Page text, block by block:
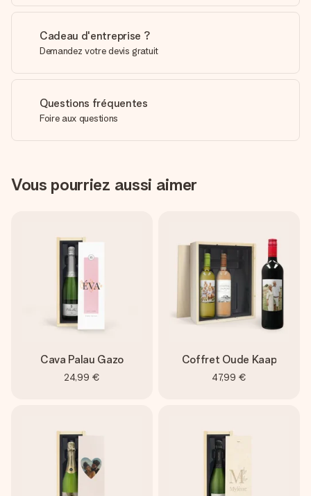
Cadeau d'entreprise ?
Demandez votre devis gratuit
Questions fréquentes
Foire aux questions
Vous pourriez aussi aimer
Cava Palau Gazo
24,99 €
Coffret Oude Kaap
47,99 €